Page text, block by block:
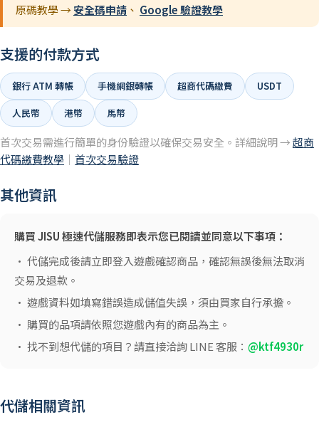
原碼教學 →安全碼申請 、 Google 驗證教學
支援的付款方式
銀行 ATM 轉帳 手機網銀轉帳 超商代碼繳費
USDT
人民幣
港幣 馬幣
首次交易需進行簡單的身份驗證以確保交易安全。詳細說明 →超商
代碼繳費教學 ｜ 首次交易驗證
其他資訊
購買 JISU 極速代儲服務即表示您已閱讀並同意以下事項：
• 代儲完成後請立即登入遊戲確認商品，確認無誤後無法取消
交易及退款。
• 遊戲資料如填寫錯誤造成儲值失誤，須由買家自行承擔。
• 購買的品項請依照您遊戲內有的商品為主。
• 找不到想代儲的項目？請直接洽詢 LINE 客服： @ktf4930r
代儲相關資訊